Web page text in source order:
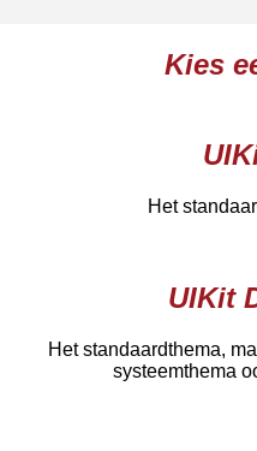
Kies
Het
UIKit
Het standaardthema,
systeemthema